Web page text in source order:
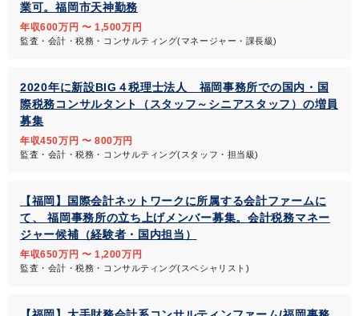
業可。福岡市天神勤務
年収600万円 〜 1,500万円
監査・会計・税務・コンサルティング(マネージャー・課長級)
2020年に新設BIG４税理士法人 福岡事務所での国内・国
際税務コンサルタント（スタッフ～シニアスタッフ）の増員
募集
年収450万円 〜 800万円
監査・会計・税務・コンサルティング(スタッフ・担当級)
【福岡】国際会計ネットワークに所属する会計ファームに
て、 福岡事務所の立ち上げメンバー募集。会計税務マネー
ジャー候補（経験者・国内担当）
年収650万円 〜 1,200万円
監査・会計・税務・コンサルティング(スペシャリスト)